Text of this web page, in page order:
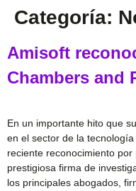
Categoría:
Amisoft
Chambers and
En un importante hito que
en el sector de la
reciente reconocimiento
prestigiosa firma de
los principales abogados,